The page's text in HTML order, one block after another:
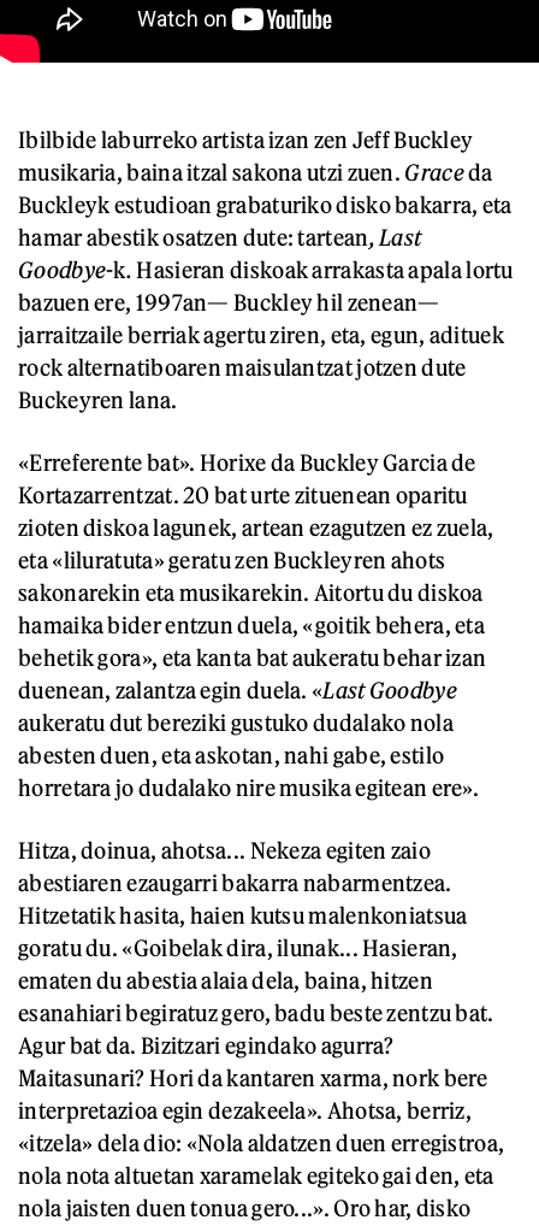
Ibilbide laburreko artista izan zen Jeff Buckley
musikaria, baina itzal sakona utzi zuen. Graceda
Buckleyk estudioan grabaturiko disko bakarra, eta
hamar abestik osatzen dute: tartean, Last
Goodbye-k.Hasieran diskoak arrakasta apala lortu
bazuen ere, 1997an— Buckley hil zenean—
jarraitzaile berriak agertu ziren, eta, egun, adituek
rock alternatiboaren maisulantzat jotzen dute
Buckeyren lana.
«Erreferente bat». Horixe da Buckley Garcia de
Kortazarrentzat. 20 bat urte zituenean oparitu
zioten diskoa lagunek, artean ezagutzen ez zuela,
eta «liluratuta» geratu zen Buckleyren ahots
sakonarekin eta musikarekin. Aitortu du diskoa
hamaika bider entzun duela, «goitik behera, eta
behetik gora», eta kanta bat aukeratu behar izan
duenean, zalantza egin duela. «Last Goodbye
aukeratu dut bereziki gustuko dudalako nola
abesten duen, eta askotan, nahi gabe, estilo
horretara jo dudalako nire musika egitean ere».
Hitza, doinua, ahotsa... Nekeza egiten zaio
abestiaren ezaugarri bakarra nabarmentzea.
Hitzetatik hasita, haien kutsu malenkoniatsua
goratu du. «Goibelak dira, ilunak... Hasieran,
ematen du abestia alaia dela, baina, hitzen
esanahiari begiratuz gero, badu beste zentzu bat.
Agur bat da. Bizitzari egindako agurra?
Maitasunari? Hori da kantaren xarma, nork bere
interpretazioa egin dezakeela». Ahotsa, berriz,
«itzela» dela dio: «Nola aldatzen duen erregistroa,
nola nota altuetan xaramelak egiteko gai den, eta
nola jaisten duen tonua gero...». Oro har, disko